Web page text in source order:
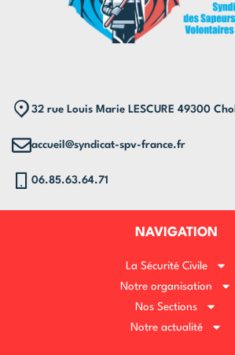
32 rue Louis Marie LESCURE 49300
accueil@syndicat-spv-france.fr
06.85.63.64.71
NAVIGATION
La Sécurité Civile
Notre organisation
Nos Sections
Notre actualité